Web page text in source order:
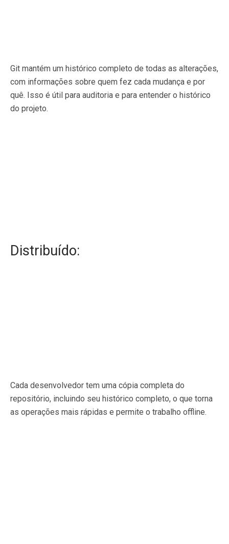
Git mantém um histórico completo de todas as alterações,
com informações sobre quem fez cada mudança e por
quê. Isso é útil para auditoria e para entender o histórico
do projeto.
Distribuído:
Cada desenvolvedor tem uma cópia completa do
repositório, incluindo seu histórico completo, o que torna
as operações mais rápidas e permite o trabalho offline.